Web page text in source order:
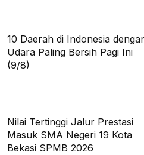
10 Daerah di Indonesia
Udara Paling Bersih Pagi Ini
(9/8)
Nilai Tertinggi Jalur Prestasi
Masuk SMA Negeri 19 Kota
Bekasi SPMB 2026